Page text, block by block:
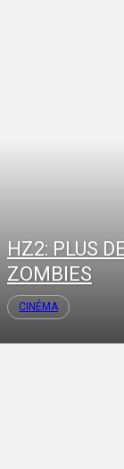
HZ2: PLUS
ZOMBIES
CINÉMA